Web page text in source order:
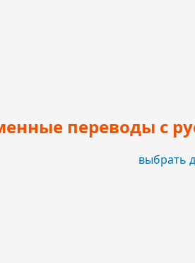
переводы с
выбрать